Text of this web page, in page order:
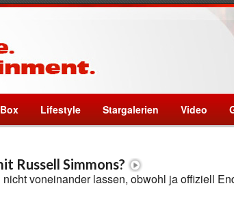
Lifestyle Stargalerien Video
Russell Simmons?
voneinander lassen, obwohl ja offiziell